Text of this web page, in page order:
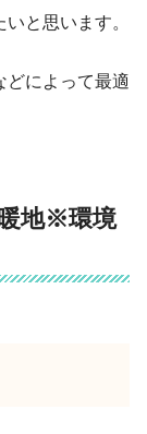
と思います。
によって最適
地※環境